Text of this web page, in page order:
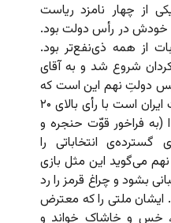
از چهار نامزد ریاست
در رأس دولت بود.
از همه ذی‌نفع‌تر بود.
شروع شد و به آقای
دولتِ نهم این است که
او رییس جمهور منتخب ملت ایران است با رأی بالای ۲۰
(به فراخور قوّت حنجره و
انتخاباتی را
می‌گوید این مثل بازی
بشود و چراغ قرمز را رد
ملتی را که معترض
خس و خاشاک خواند و